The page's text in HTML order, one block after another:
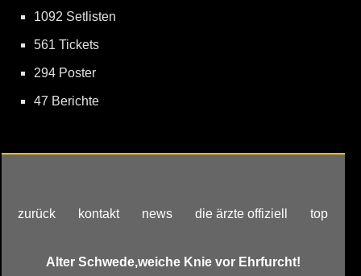
1092 Setlisten
561 Tickets
294 Poster
47 Berichte
zurück kontakt news die ärzte offiziell top
Alter Schwede,weiche Knie vor Ehrfurcht!